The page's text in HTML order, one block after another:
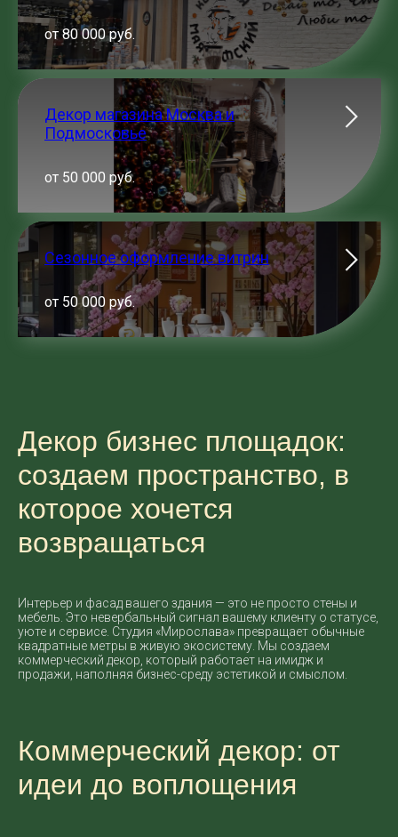
от 80 000 руб.
Декор магазина Москва и
Подмосковье
от 50 000 руб.
Сезонное оформление витрин
от 50 000 руб.
Декор бизнес площадок:
создаем пространство, в
которое хочется
возвращаться
Интерьер и фасад вашего здания — это не просто стены и
мебель. Это невербальный сигнал вашему клиенту о статусе,
уюте и сервисе. Студия «Мирослава» превращает обычные
квадратные метры в живую экосистему. Мы создаем
коммерческий декор, который работает на имидж и
продажи, наполняя бизнес-среду эстетикой и смыслом.
Коммерческий декор: от
идеи до воплощения